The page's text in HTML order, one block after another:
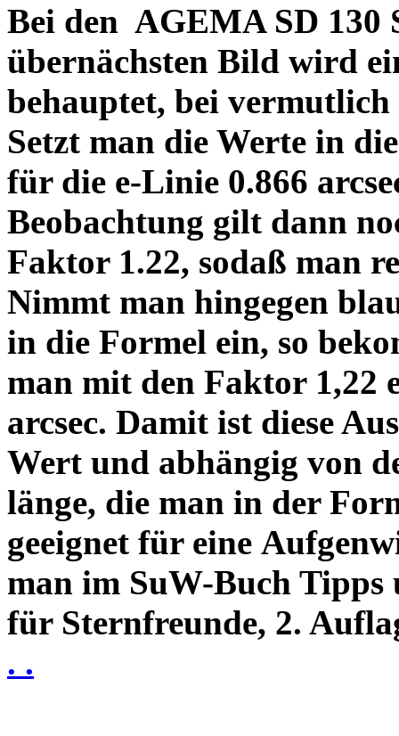
Bei den AGEMA SD 130
übernächsten Bild wird
behauptet, bei vermutlich
Setzt man die Werte in
für die e-Linie 0.866
Beobachtung gilt dann
Faktor 1.22, sodaß man
Nimmt man hingegen
in die Formel ein, so
man mit den Faktor 1,22
arcsec. Damit ist diese
Wert und abhängig von
länge, die man in der
geeignet für eine
man im SuW-Buch Tipps
für Sternfreunde, 2.
. .